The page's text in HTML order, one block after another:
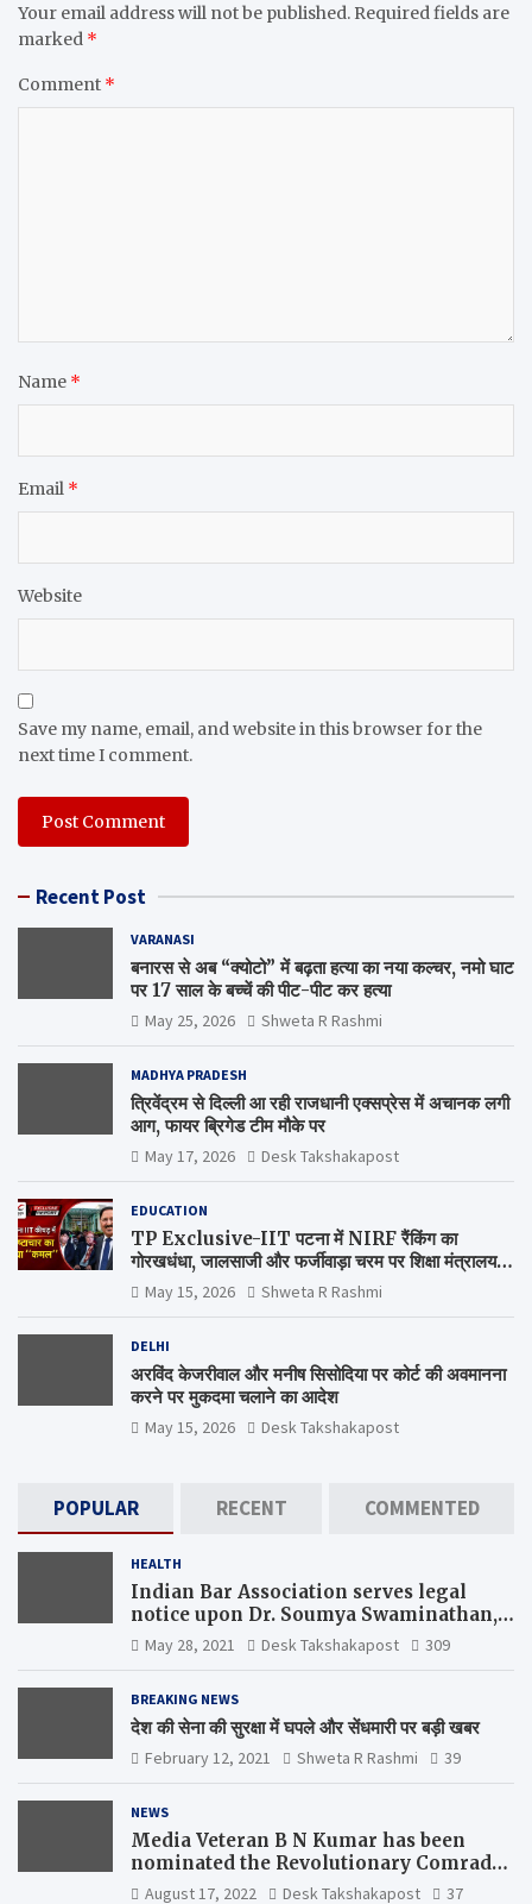
Your email address will not be published. Required fields are
marked *
Comment *
Name *
Email *
Website
Save my name, email, and website in this browser for the
next time I comment.
Recent Post
VARANASI
बनारस से अब “क्योटो” में बढ़ता हत्या का नया कल्चर, नमो घाट
पर 17 साल के बच्चें की पीट-पीट कर हत्या
May 25, 2026 Shweta R Rashmi
MADHYA PRADESH
त्रिवेंद्रम से दिल्ली आ रही राजधानी एक्सप्रेस में अचानक लगी
आग, फायर ब्रिगेड टीम मौके पर
May 17, 2026 Desk Takshakapost
EDUCATION
TP Exclusive-IIT पटना में NIRF रैंकिंग का
गोरखधंधा, जालसाजी और फर्जीवाड़ा चरम पर शिक्षा मंत्रालय
कब जागेगा ?
May 15, 2026 Shweta R Rashmi
DELHI
अरविंद केजरीवाल और मनीष सिसोदिया पर कोर्ट की अवमानना
करने पर मुकदमा चलाने का आदेश
May 15, 2026 Desk Takshakapost
POPULAR RECENT COMMENTED
HEALTH
Indian Bar Association serves legal
notice upon Dr. Soumya Swaminathan,
the Chief Scientist, WHO
May 28, 2021 Desk Takshakapost 309
BREAKING NEWS
देश की सेना की सुरक्षा में घपले और सेंधमारी पर बड़ी खबर
February 12, 2021 Shweta R Rashmi 39
NEWS
Media Veteran B N Kumar has been
nominated the Revolutionary Comrade
Shiv Varma Media Award 2022-23
August 17, 2022 Desk Takshakapost 37